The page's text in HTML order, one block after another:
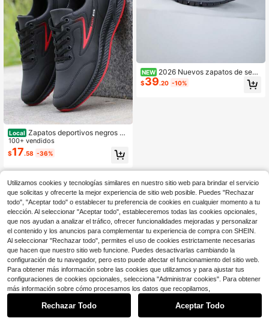
Local Zapatos deportivos negros pa
ra hombre, otoño/invierno, parte su
perior de PU antideslizante, zapato
s casuales, zapatos de trabajo vers
átiles, zapatos de correr de moda
100+ vendidos
$17.58 -36%
NEW 2026 Nuevos zapatos de send
erismo de malla para exteriores, zap
atos de trekking resistentes al desg
$39.20 -10%
Utilizamos cookies y tecnologías similares en nuestro sitio web para brindar el servicio
que solicitas y ofrecerte la mejor experiencia de sitio web posible. Puedes "Rechazar
todo", "Aceptar todo" o establecer tu preferencia de cookies en cualquier momento a tu
elección. Al seleccionar "Aceptar todo", estableceremos todas las cookies opcionales,
que nos ayudan a analizar el tráfico, ofrecer funcionalidades mejoradas y personalizar
el contenido y los anuncios para complementar tu experiencia de compra con SHEIN.
Al seleccionar "Rechazar todo", permites el uso de cookies estrictamente necesarias
que hacen que nuestro sitio web funcione. Puedes desactivarlas cambiando la
configuración de tu navegador, pero esto puede afectar el funcionamiento del sitio web.
Para obtener más información sobre las cookies que utilizamos y para ajustar tus
configuraciones de cookies opcionales, selecciona "Administrar cookies". Para obtener
más información sobre cómo procesamos los datos que recopilamos,
Rechazar Todo Aceptar Todo